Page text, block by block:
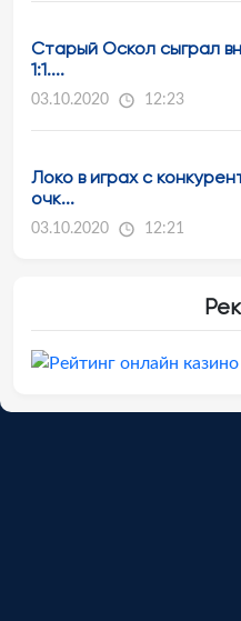
Старый Оскол сыграл
1:1....
03.10.2020 12:23
Локо в играх с
очк...
03.10.2020 12:21